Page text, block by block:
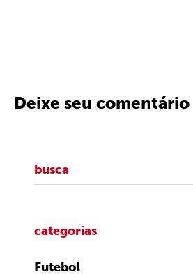
Deixe seu comentário
categorias
Futebol